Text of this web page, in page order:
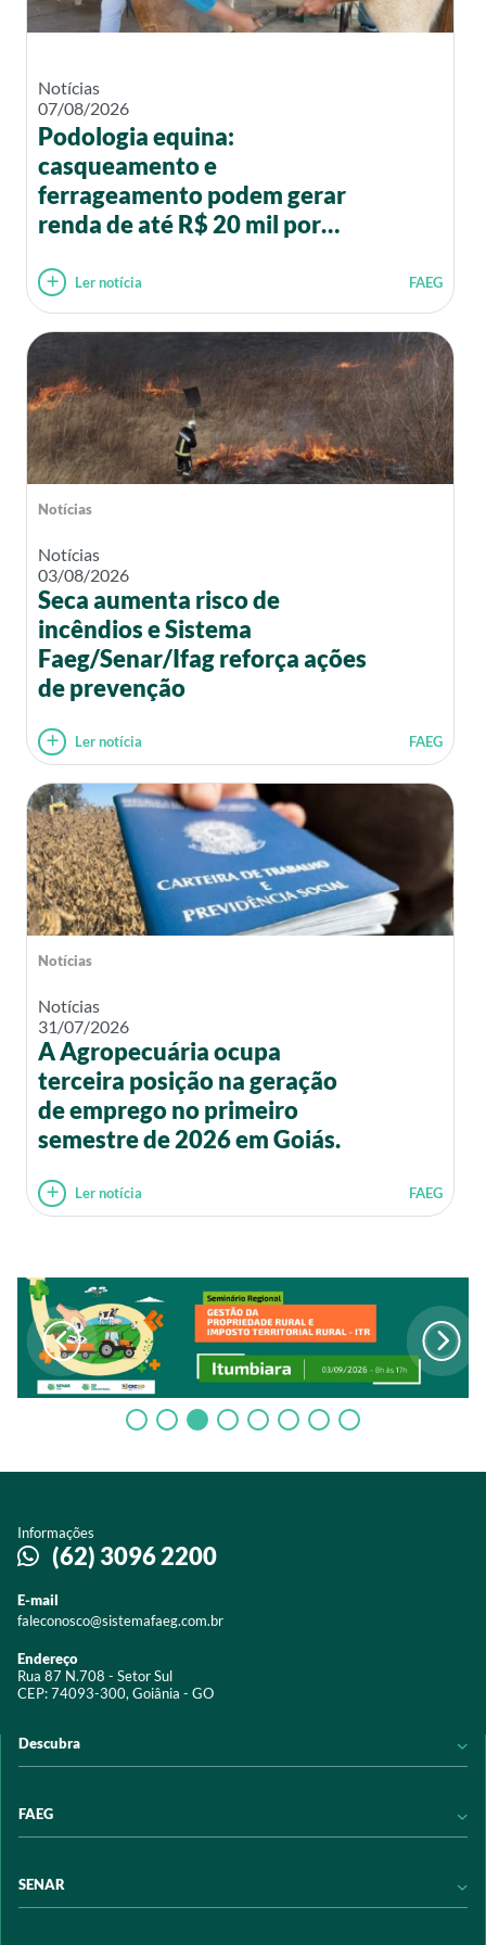
Notícias
07/08/2026
Podologia equina:
casqueamento e
ferrageamento podem gerar
renda de até R$ 20 mil por
Ler notícia FAEG
Notícias
Notícias
03/08/2026
Seca aumenta risco de
incêndios e Sistema
Faeg/Senar/Ifag reforça ações
de prevenção
Ler notícia FAEG
Notícias
Notícias
31/07/2026
A Agropecuária ocupa
terceira posição na geração
de emprego no primeiro
semestre de 2026 em Goiás.
Ler notícia FAEG
Informações
(62) 3096 2200
E-mail
faleconosco@sistemafaeg.com.br
Endereço
Rua 87 N.708 - Setor Sul
CEP: 74093-300, Goiânia - GO
Descubra
Acervo digital
Programas e Serviços
FAEG
Transparência
SENAR